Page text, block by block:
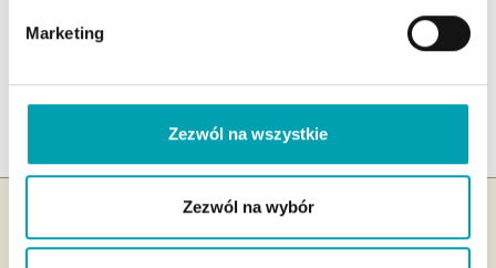
Marketing
Zezwól na wszystkie
Zezwól na wybór
1 2 3 4